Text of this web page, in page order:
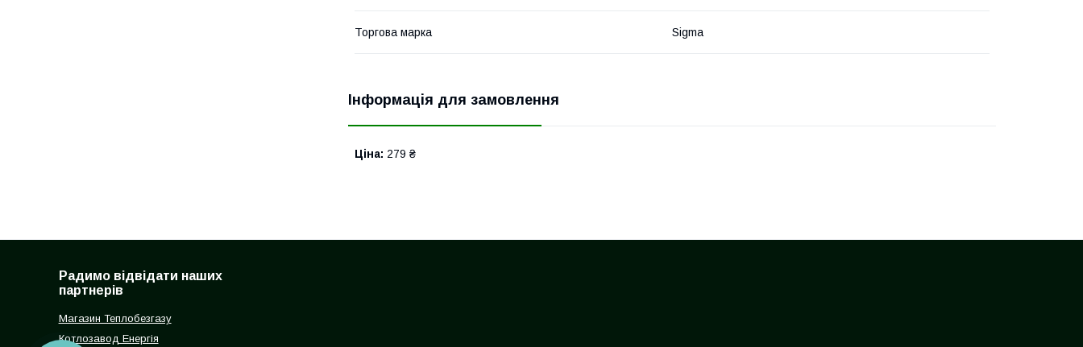
Торгова марка Sigma
Інформація для замовлення
Ціна: 279 ₴
Радимо відвідати наших
партнерів
Магазин Теплобезгазу
Котлозавод Енергія